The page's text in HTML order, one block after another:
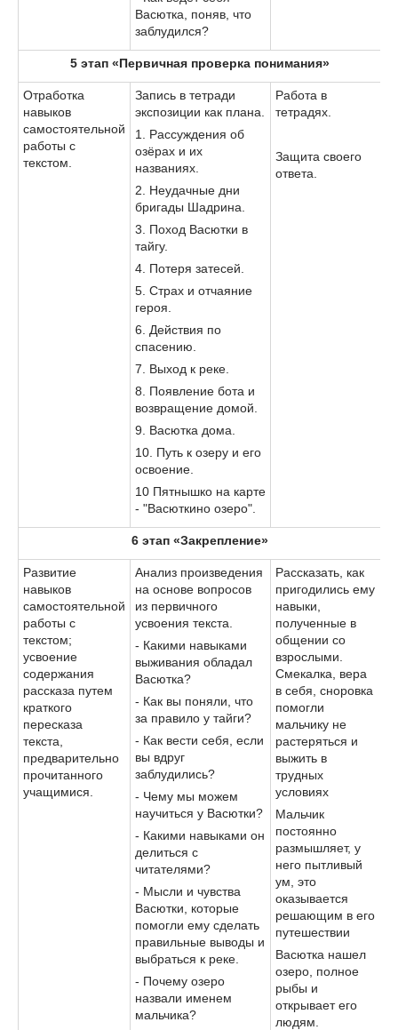
Васютка, поняв, что
заблудился?
5 этап «Первичная проверка понимания»
Отработка
навыков
самостоятельной
работы с
текстом.
Запись в тетради
экспозиции как плана.
1. Рассуждения об
озёрах и их
названиях.
2. Неудачные дни
бригады Шадрина.
3. Поход Васютки в
тайгу.
4. Потеря затесей.
5. Страх и отчаяние
героя.
6. Действия по
спасению.
7. Выход к реке.
8. Появление бота и
возвращение домой.
9. Васютка дома.
10. Путь к озеру и его
освоение.
10 Пятнышко на карте
- "Васюткино озеро".
Работа в
тетрадях.
Защита своего
ответа.
6 этап «Закрепление»
Развитие
навыков
самостоятельной
работы с
текстом;
усвоение
содержания
рассказа путем
краткого
пересказа
текста,
предварительно
прочитанного
учащимися.
Анализ произведения
на основе вопросов
из первичного
усвоения текста.
- Какими навыками
выживания обладал
Васютка?
- Как вы поняли, что
за правило у тайги?
- Как вести себя, если
вы вдруг
заблудились?
- Чему мы можем
научиться у Васютки?
- Какими навыками он
делиться с
читателями?
- Мысли и чувства
Васютки, которые
помогли ему сделать
правильные выводы и
выбраться к реке.
- Почему озеро
назвали именем
мальчика?
Рассказать, как
пригодились ему
навыки,
полученные в
общении со
взрослыми.
Смекалка, вера
в себя, сноровка
помогли
мальчику не
растеряться и
выжить в
трудных
условиях
Мальчик
постоянно
размышляет, у
него пытливый
ум, это
оказывается
решающим в его
путешествии
Васютка нашел
озеро, полное
рыбы и
открывает его
людям.